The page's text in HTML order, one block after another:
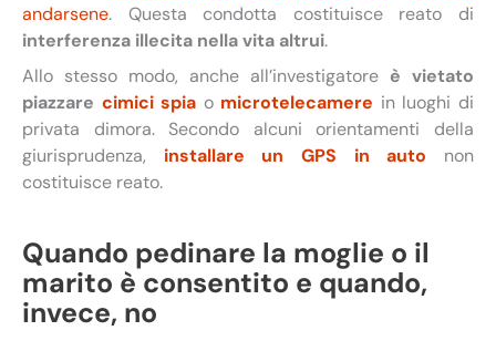
andarsene. Questa condotta costituisce reato di
interferenza illecita nella vita altrui.
Allo stesso modo, anche all’investigatore è vietato
piazzare cimici spia o microtelecamere in luoghi di
privata dimora. Secondo alcuni orientamenti della
giurisprudenza, installare un GPS in auto non
costituisce reato.
Quando pedinare la moglie o il
marito è consentito e quando,
invece, no